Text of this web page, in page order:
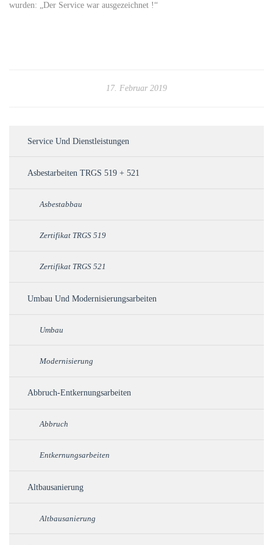
wurden: „Der Service war ausgezeichnet !“
17. Februar 2019
Service Und Dienstleistungen
Asbestarbeiten TRGS 519 + 521
Asbestabbau
Zertifikat TRGS 519
Zertifikat TRGS 521
Umbau Und Modernisierungsarbeiten
Umbau
Modernisierung
Abbruch-Entkernungsarbeiten
Abbruch
Entkernungsarbeiten
Altbausanierung
Altbausanierung